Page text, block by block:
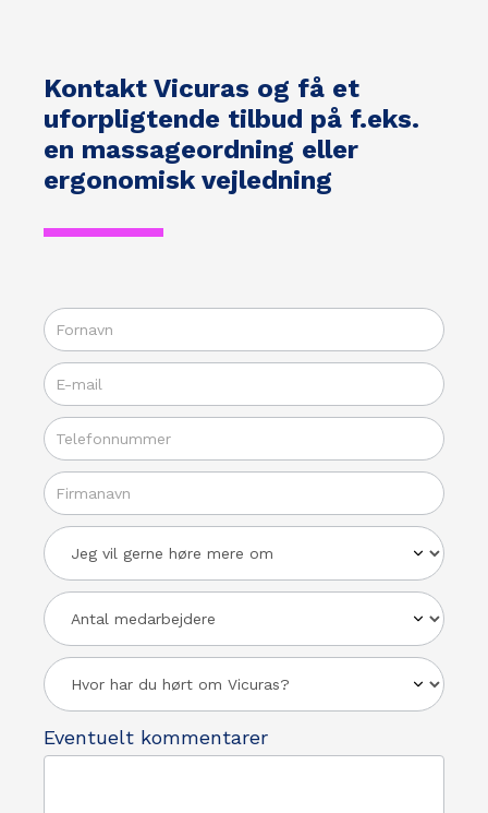
Kontakt Vicuras og få et
uforpligtende tilbud på f.eks.
en massageordning eller
ergonomisk vejledning
Kontaktformular
Jeg
vil
gerne
høre
mere
om
Eventuelt kommentarer